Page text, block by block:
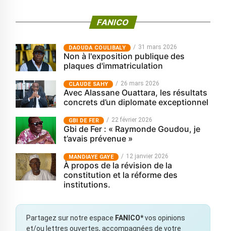
FANICO
‎DAOUDA COULIBALY 31 mars 2026
Non à l'exposition publique des
plaques d'immatriculation
CLAUDE SAHY 26 mars 2026
Avec Alassane Ouattara, les résultats
concrets d’un diplomate exceptionnel
GBI DE FER 22 février 2026
Gbi de Fer : « Raymonde Goudou, je
t’avais prévenue »
MANDIAYE GAYE 12 janvier 2026
À propos de la révision de la
constitution et la réforme des
institutions.
Partagez sur notre espace FANICO*vos opinions
et/ou lettres ouvertes, accompagnées de votre